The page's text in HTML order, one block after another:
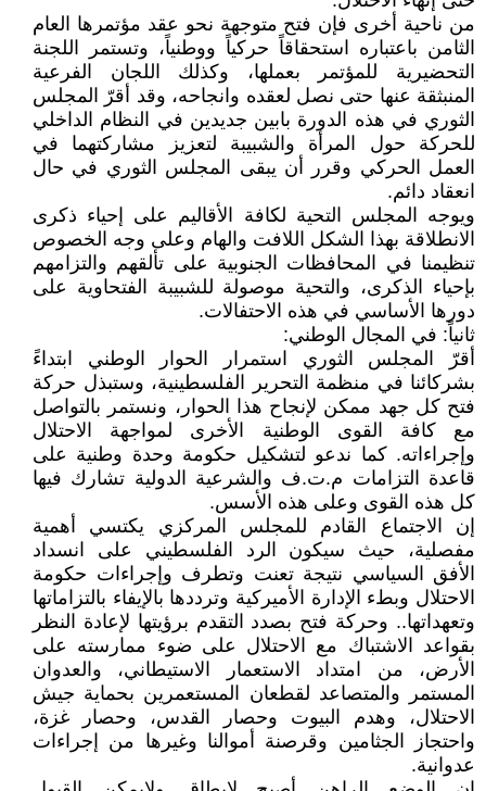
من ناحية أخرى فإن فتح متوجهة نحو عقد مؤتمرها العام
الثامن باعتباره استحقاقاً حركياً ووطنياً، وتستمر اللجنة
التحضيرية للمؤتمر بعملها، وكذلك اللجان الفرعية
المنبثقة عنها حتى نصل لعقده وانجاحه، وقد أقرّ المجلس
الثوري في هذه الدورة بابين جديدين في النظام الداخلي
للحركة حول المرأة والشبيبة لتعزيز مشاركتهما في
العمل الحركي وقرر أن يبقى المجلس الثوري في حال
انعقاد دائم.
ويوجه المجلس التحية لكافة الأقاليم على إحياء ذكرى
الانطلاقة بهذا الشكل اللافت والهام وعلى وجه الخصوص
تنظيمنا في المحافظات الجنوبية على تألقهم والتزامهم
بإحياء الذكرى، والتحية موصولة للشبيبة الفتحاوية على
دورها الأساسي في هذه الاحتفالات.
ثانياً: في المجال الوطني:
أقرّ المجلس الثوري استمرار الحوار الوطني ابتداءً
بشركائنا في منظمة التحرير الفلسطينية، وستبذل حركة
فتح كل جهد ممكن لإنجاح هذا الحوار، ونستمر بالتواصل
مع كافة القوى الوطنية الأخرى لمواجهة الاحتلال
وإجراءاته. كما ندعو لتشكيل حكومة وحدة وطنية على
قاعدة التزامات م.ت.ف والشرعية الدولية تشارك فيها
كل هذه القوى وعلى هذه الأسس.
إن الاجتماع القادم للمجلس المركزي يكتسي أهمية
مفصلية، حيث سيكون الرد الفلسطيني على انسداد
الأفق السياسي نتيجة تعنت وتطرف وإجراءات حكومة
الاحتلال وبطء الإدارة الأميركية وترددها بالإيفاء بالتزاماتها
وتعهداتها.. وحركة فتح بصدد التقدم برؤيتها لإعادة النظر
بقواعد الاشتباك مع الاحتلال على ضوء ممارسته على
الأرض، من امتداد الاستعمار الاستيطاني، والعدوان
المستمر والمتصاعد لقطعان المستعمرين بحماية جيش
الاحتلال، وهدم البيوت وحصار القدس، وحصار غزة،
واحتجاز الجثامين وقرصنة أموالنا وغيرها من إجراءات
عدوانية.